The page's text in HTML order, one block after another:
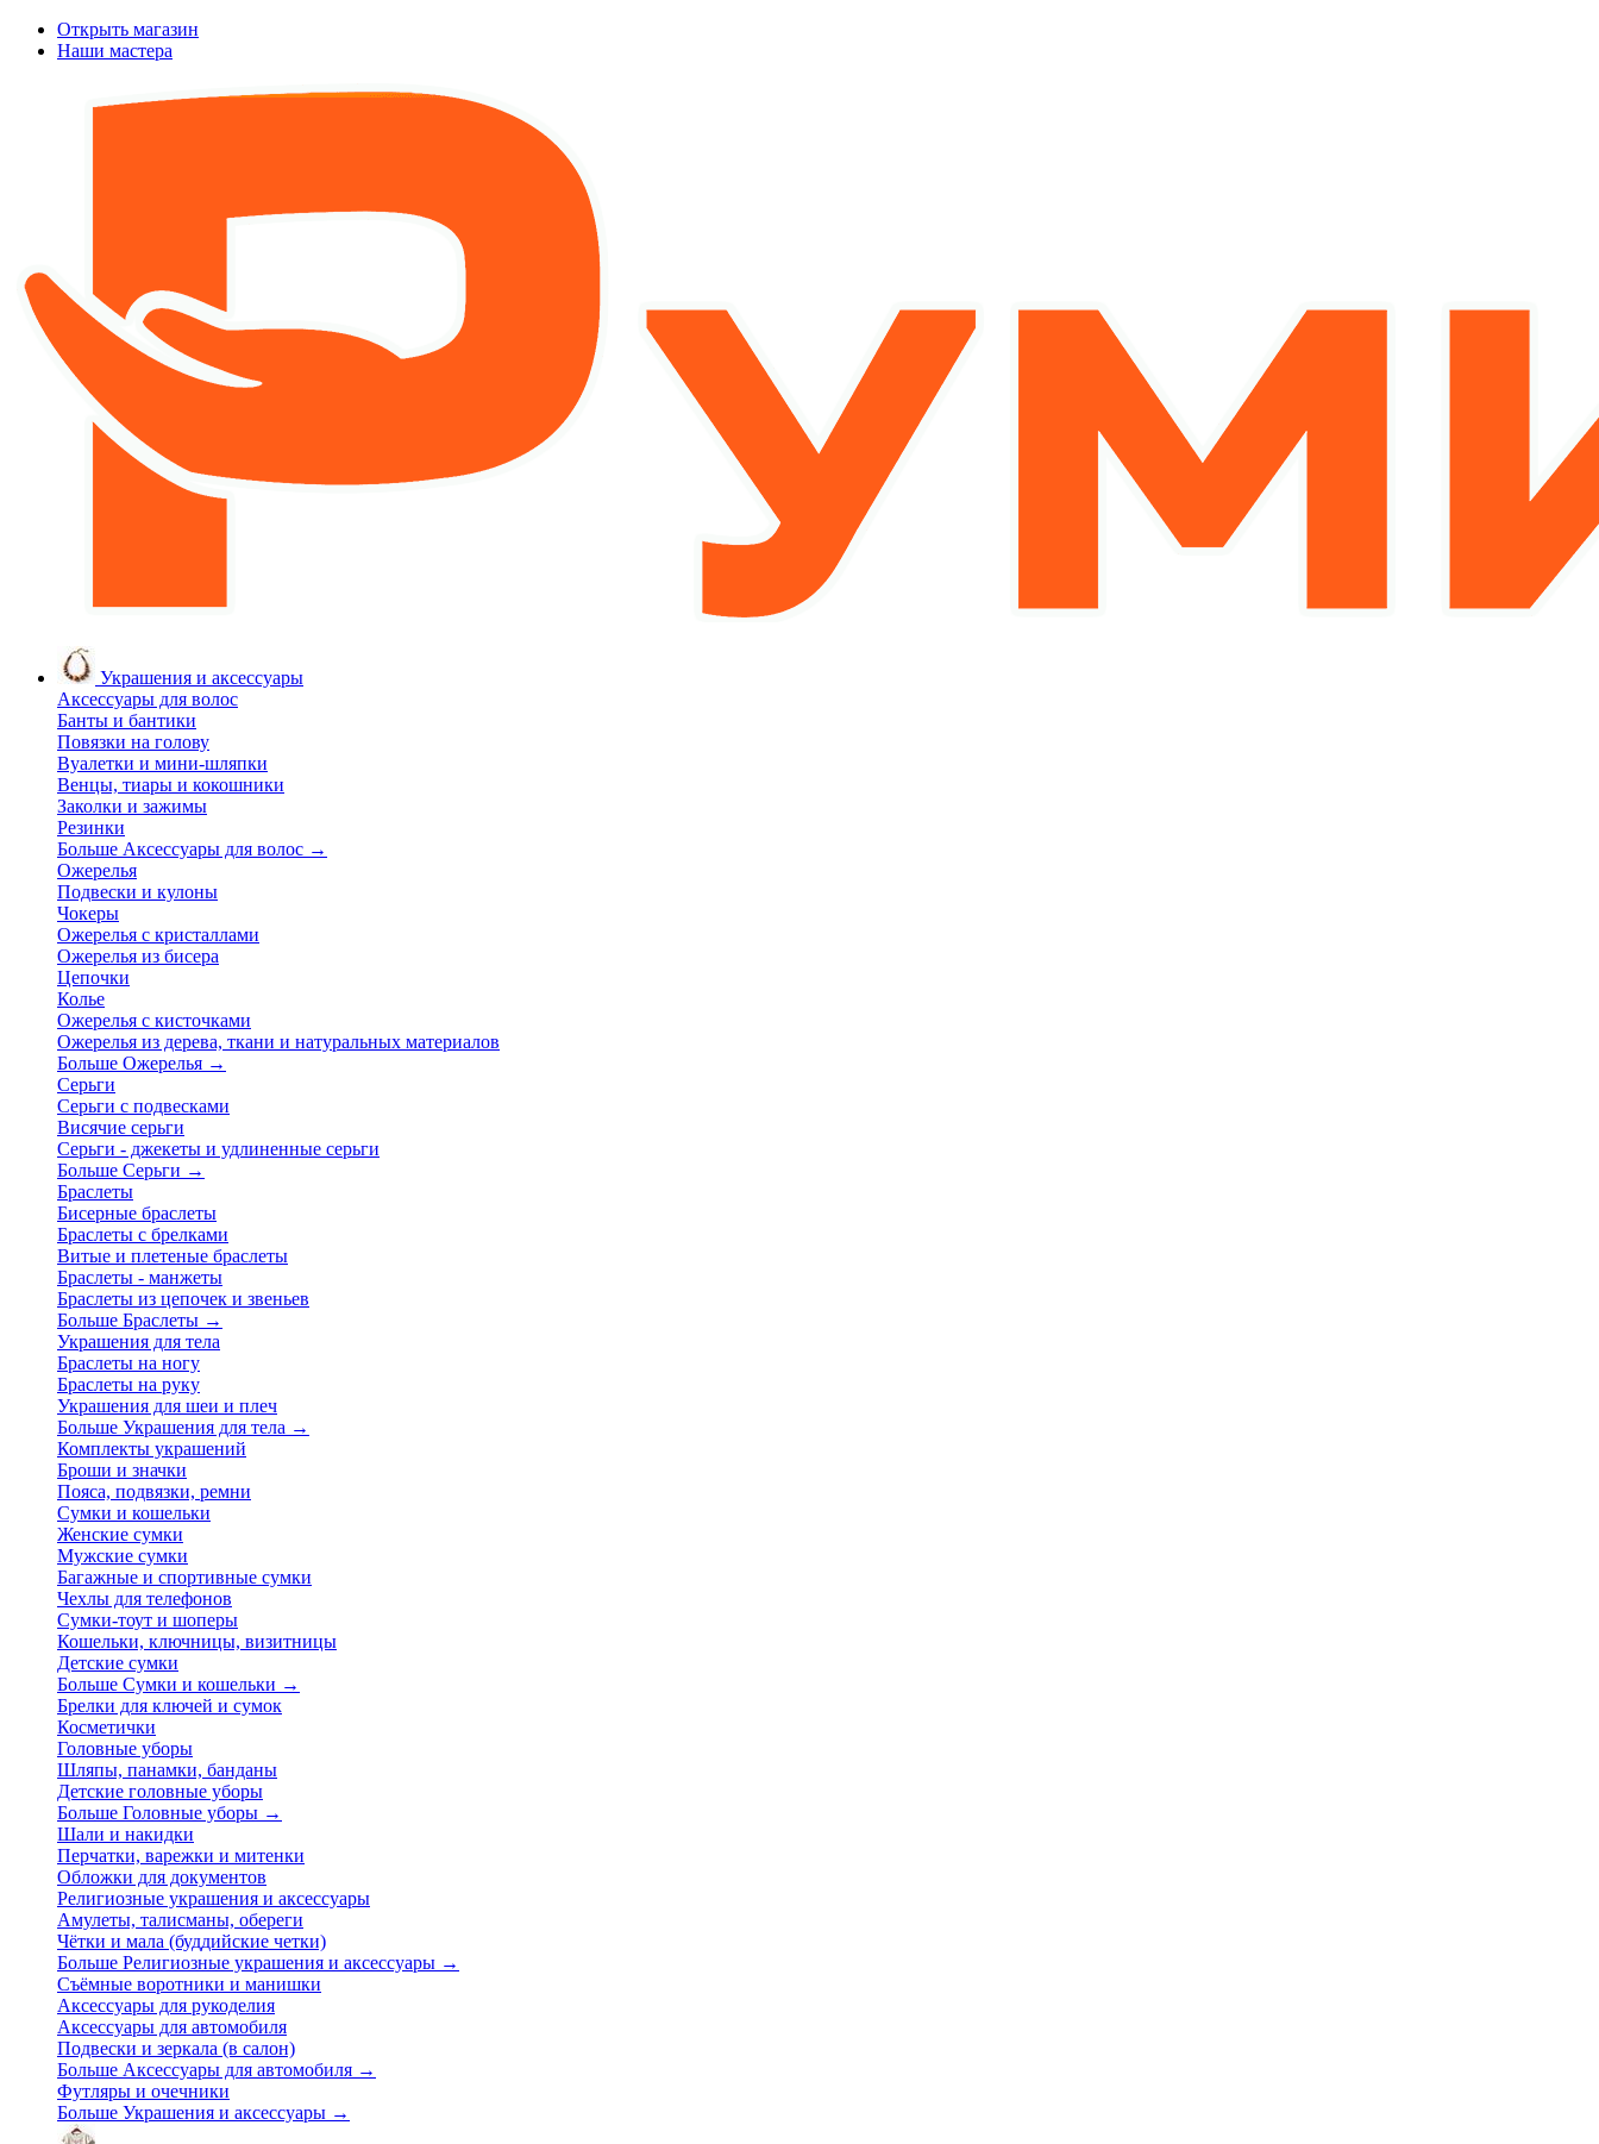
Открыть магазин
Наши мастера
Украшения и аксессуары
Аксессуары для волос
Банты и бантики
Повязки на голову
Вуалетки и мини-шляпки
Венцы, тиары и кокошники
Заколки и зажимы
Резинки
Больше Аксессуары для волос →
Ожерелья
Подвески и кулоны
Чокеры
Ожерелья с кристаллами
Ожерелья из бисера
Цепочки
Колье
Ожерелья с кисточками
Ожерелья из дерева, ткани и натуральных материалов
Больше Ожерелья →
Серьги
Серьги с подвесками
Висячие серьги
Серьги - джекеты и удлиненные серьги
Больше Серьги →
Браслеты
Бисерные браслеты
Браслеты с брелками
Витые и плетеные браслеты
Браслеты - манжеты
Браслеты из цепочек и звеньев
Больше Браслеты →
Украшения для тела
Браслеты на ногу
Браслеты на руку
Украшения для шеи и плеч
Больше Украшения для тела →
Комплекты украшений
Броши и значки
Пояса, подвязки, ремни
Сумки и кошельки
Женские сумки
Мужские сумки
Багажные и спортивные сумки
Чехлы для телефонов
Сумки-тоут и шоперы
Кошельки, ключницы, визитницы
Детские сумки
Больше Сумки и кошельки →
Брелки для ключей и сумок
Косметички
Головные уборы
Шляпы, панамки, банданы
Детские головные уборы
Больше Головные уборы →
Шали и накидки
Перчатки, варежки и митенки
Обложки для документов
Религиозные украшения и аксессуары
Амулеты, талисманы, обереги
Чётки и мала (буддийские четки)
Больше Религиозные украшения и аксессуары →
Съёмные воротники и манишки
Аксессуары для рукоделия
Аксессуары для автомобиля
Подвески и зеркала (в салон)
Больше Аксессуары для автомобиля →
Футляры и очечники
Больше Украшения и аксессуары →